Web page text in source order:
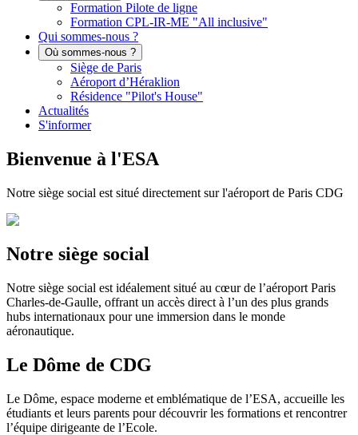
Formation Pilote de ligne
Formation CPL-IR-ME "All inclusive"
Qui sommes-nous ?
Où sommes-nous ?
Siège de Paris
Aéroport d’Héraklion
Résidence "Pilot's House"
Actualités
S'informer
Bienvenue à l'ESA
Notre siège social est situé directement sur l'aéroport de Paris CDG
Notre siège social
Notre siège social est idéalement situé au cœur de l’aéroport Paris
Charles-de-Gaulle, offrant un accès direct à l’un des plus grands
hubs internationaux pour une immersion dans le monde
aéronautique.
Le Dôme de CDG
Le Dôme, espace moderne et emblématique de l’ESA, accueille les
étudiants et leurs parents pour découvrir les formations et rencontrer
l’équipe dirigeante de l’Ecole.